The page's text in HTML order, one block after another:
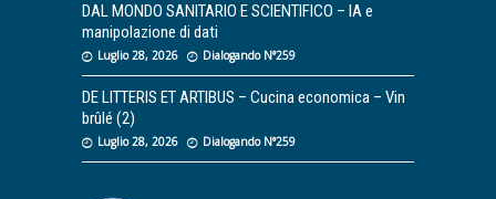
DAL MONDO SANITARIO E SCIENTIFICO – IA e
manipolazione di dati
Luglio 28, 2026 Dialogando N°259
DE LITTERIS ET ARTIBUS – Cucina economica – Vin
brûlé (2)
Luglio 28, 2026 Dialogando N°259